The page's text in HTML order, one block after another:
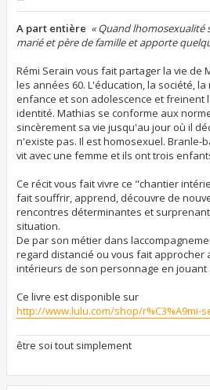
s
a
g
A part entière « Quand lhomosexualité
marié et père de famille et apporte
Rémi Serain vous fait partager la vie de
les années 60. L'éducation, la société,
enfance et son adolescence et freinent
identité. Mathias se conforme aux
sincèrement sa vie jusqu'au jour où il
n'existe pas. Il est homosexuel. Branle-
vit avec une femme et ils ont trois
Ce récit vous fait vivre ce "chantier
fait souffrir, apprend, découvre de
rencontres déterminantes et
situation.
De par son métier dans
regard distancié ou vous fait approcher
intérieurs de son personnage en jouant
Ce livre est disponible sur
http://www.lulu.com/shop/r%C3%A9mi-
être soi tout simplement